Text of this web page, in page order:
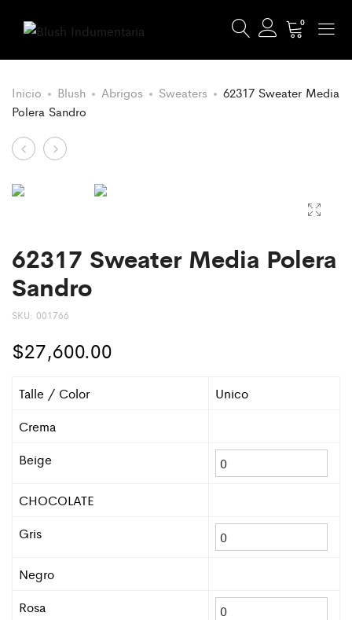
0
Inicio Blush Abrigos Sweaters
62317 Sweater Media
Polera Sandro
Product
navigation
62306
62606
62317 Sweater Media Polera
Sandro
SKU: 001766
$27,600.00
Talle / Color
Unico
Crema
Beige
CHOCOLATE
Gris
Negro
Rosa